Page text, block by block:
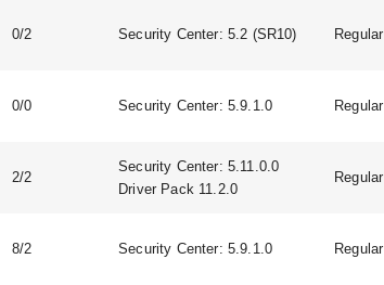
0/2 Security Center: 5.2 (SR10) Regular
0/0 Security Center: 5.9.1.0 Regular
2/2
Security Center: 5.11.0.0
Driver Pack 11.2.0
Regular
8/2 Security Center: 5.9.1.0 Regular